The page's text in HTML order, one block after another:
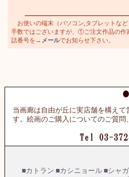
お使いの端末（パソコン,タブレットな
手数ではございますが、①ご注文作品の
話番号を→ メールでお知らせ下さい。
当画廊は自由が丘に実店舗を構え
す。絵画のご購入についてのご質
■カトラン ■カシニョール■シャ